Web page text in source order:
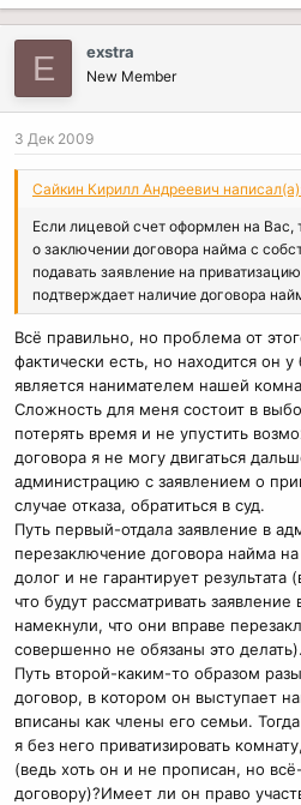
E exstra
New Member
3 Дек 2009
Сайкин Кирилл Андреевич
Если лицевой счет оформлен на
о заключении договора найма с
подавать заявление на
подтверждает наличие договора
Всё правильно, но проблема от
фактически есть, но находится он
является нанимателем нашей
Сложность для меня состоит в
потерять время и не упустить
договора я не могу двигаться
администрацию с заявлением о
случае отказа, обратиться в суд.
Путь первый-отдала заявление в
перезаключение договора найма
долог и не гарантирует результата
что будут рассматривать
намекнули, что они вправе
совершенно не обязаны это делать).
Путь второй-каким-то образом
договор, в котором он выступает
вписаны как члены его семьи.
я без него приватизировать
(ведь хоть он и не прописан, но
договору)?Имеет ли он право